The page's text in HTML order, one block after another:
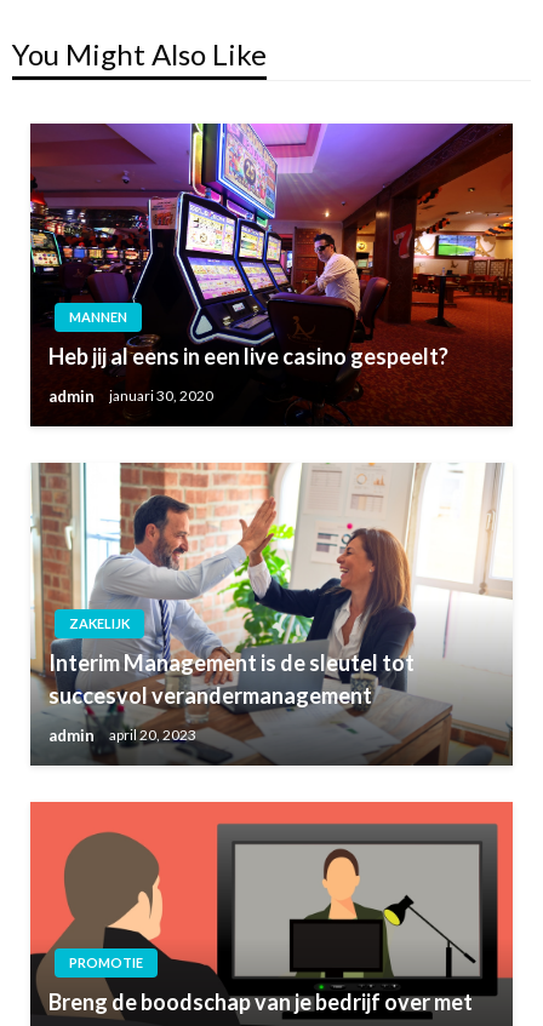
You Might Also Like
MANNEN
Heb jij al eens in een live casino gespeelt?
admin januari 30, 2020
ZAKELIJK
Interim Management is de sleutel tot
succesvol verandermanagement
admin april 20, 2023
PROMOTIE
Breng de boodschap van je bedrijf over met